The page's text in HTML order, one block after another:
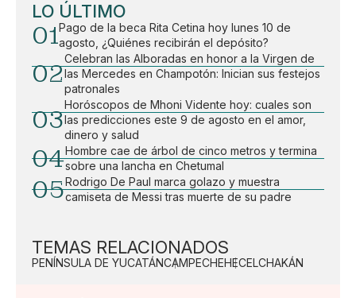
LO ÚLTIMO
01Pago de la beca Rita Cetina hoy lunes 10 de
agosto, ¿Quiénes recibirán el depósito?
02
Celebran las Alboradas en honor a la Virgen de
las Mercedes en Champotón: Inician sus festejos
patronales
03
Horóscopos de Mhoni Vidente hoy: cuales son
las predicciones este 9 de agosto en el amor,
dinero y salud
04Hombre cae de árbol de cinco metros y termina
sobre una lancha en Chetumal
05Rodrigo De Paul marca golazo y muestra
camiseta de Messi tras muerte de su padre
TEMAS RELACIONADOS
PENÍNSULA DE YUCATÁNCAMPECHEHECELCHAKÁN